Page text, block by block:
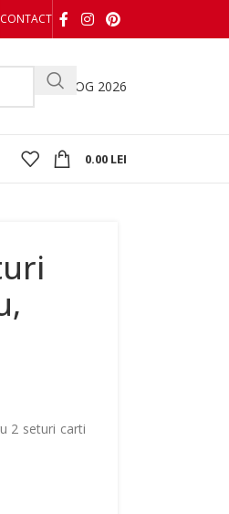
CONTACT
CATALOG 2026
0.00 LEI
2 seturi carti